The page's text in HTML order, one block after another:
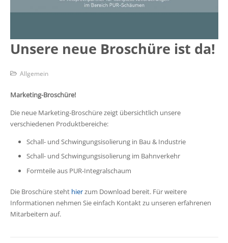
Unsere neue Broschüre ist da!
Allgemein
Marketing-Broschüre!
Die neue Marketing-Broschüre zeigt übersichtlich unsere
verschiedenen Produktbereiche:
Schall- und Schwingungsisolierung in Bau & Industrie
Schall- und Schwingungsisolierung im Bahnverkehr
Formteile aus PUR-Integralschaum
Die Broschüre steht hierzum Download bereit. Für weitere
Informationen nehmen Sie einfach Kontakt zu unseren erfahrenen
Mitarbeitern auf.